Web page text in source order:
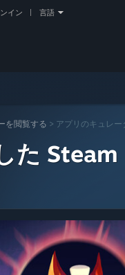
イン 言語
を閲覧する > アプリのキュレー
た